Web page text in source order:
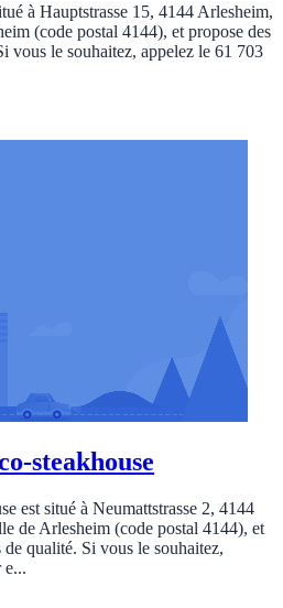
à Hauptstrasse 15, 4144 Arlesheim,
(code postal 4144), et propose des
vous le souhaitez, appelez le 61 703
steakhouse
est situé à Neumattstrasse 2, 4144
de Arlesheim (code postal 4144), et
qualité. Si vous le souhaitez,
e...